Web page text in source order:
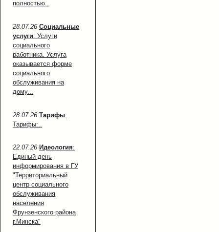
полностью..
28.07.26 Социальные
услуги: Услуги
социального
работника. Услуга
оказывается форме
социального
обслуживания на
дому...
28.07.26 Тарифы
Тарифы:..
22.07.26 Идеология:
Единый день
информирования в ГУ
"Территориальный
центр социального
обслуживания
населения
Фрунзенского района
г.Минска"